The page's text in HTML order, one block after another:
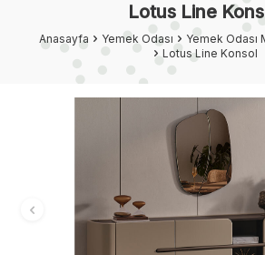
Lotus Line
Anasayfa Yemek Odası Yemek Odası
Lotus Line Konsol